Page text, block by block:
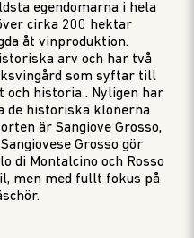
egendomarna i hela
cirka 200 hektar
åt vinproduktion.
arv och har två
som syftar till
historia . Nyligen har
de historiska klonerna
är Sangiove Grosso,
Grosso gör
di Montalcino och Rosso
men med fullt fokus på